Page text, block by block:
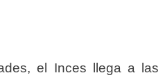
el Inces llega a las